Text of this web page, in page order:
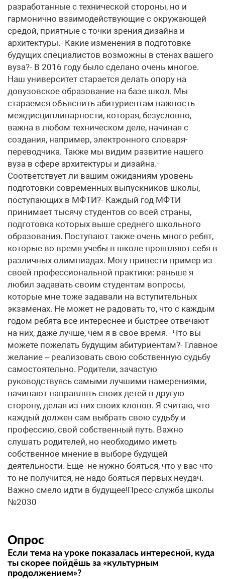
разработанные с технической стороны, но и
гармонично взаимодействующие с окружающей
средой, приятные с точки зрения дизайна и
архитектуры.- Какие изменения в подготовке
будущих специалистов возможны в стенах вашего
вуза?- В 2016 году было сделано очень многое.
Наш университет старается делать опору на
довузовское образование на базе школ. Мы
стараемся объяснить абитуриентам важность
междисциплинарности, которая, безусловно,
важна в любом техническом деле, начиная с
создания, например, электронного словаря-
переводчика. Также мы видим развитие нашего
вуза в сфере архитектуры и дизайна.-
Соответствует ли вашим ожиданиям уровень
подготовки современных выпускников школы,
поступающих в МФТИ?- Каждый год МФТИ
принимает тысячу студентов со всей страны,
подготовка которых выше среднего школьного
образования. Поступают также очень много ребят,
которые во время учебы в школе проявляют себя в
различных олимпиадах. Могу привести пример из
своей профессиональной практики: раньше я
любил задавать своим студентам вопросы,
которые мне тоже задавали на вступительных
экзаменах. Не может не радовать то, что с каждым
годом ребята все интереснее и быстрее отвечают
на них, даже лучше, чем я в свое время.- Что вы
можете пожелать будущим абитуриентам?- Главное
желание – реализовать свою собственную судьбу
самостоятельно. Родители, зачастую
руководствуясь самыми лучшими намерениями,
начинают направлять своих детей в другую
сторону, делая из них своих клонов. Я считаю, что
каждый должен сам выбрать свою судьбу и
профессию, свой собственный путь. Важно
слушать родителей, но необходимо иметь
собственное мнение в выборе будущей
деятельности. Еще не нужно бояться, что у вас что-
то не получится, не надо бояться первых неудач.
Важно смело идти в будущее!Пресс-служба школы
№2030
Опрос
Если тема на уроке показалась интересной, куда
ты скорее пойдёшь за «культурным
продолжением»?